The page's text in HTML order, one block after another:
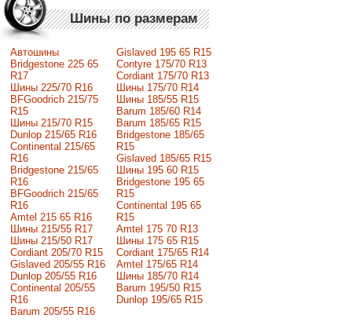
Шины по размерам
Автошины
Bridgestone 225 65
R17
Шины 225/70 R16
BFGoodrich 215/75
R15
Шины 215/70 R15
Dunlop 215/65 R16
Continental 215/65
R16
Bridgestone 215/65
R16
BFGoodrich 215/65
R16
Amtel 215 65 R16
Шины 215/55 R17
Шины 215/50 R17
Сordiant 205/70 R15
Gislaved 205/55 R16
Dunlop 205/55 R16
Continental 205/55
R16
Barum 205/55 R16
Gislaved 195 65 R15
Contyre 175/70 R13
Cordiant 175/70 R13
Шины 175/70 R14
Шины 185/55 R15
Barum 185/60 R14
Barum 185/65 R15
Bridgestone 185/65
R15
Gislaved 185/65 R15
Шины 195 60 R15
Bridgestone 195 65
R15
Continental 195 65
R15
Amtel 175 70 R13
Шины 175 65 R15
Cordiant 175/65 R14
Amtel 175/65 R14
Шины 185/70 R14
Barum 195/50 R15
Dunlop 195/65 R15